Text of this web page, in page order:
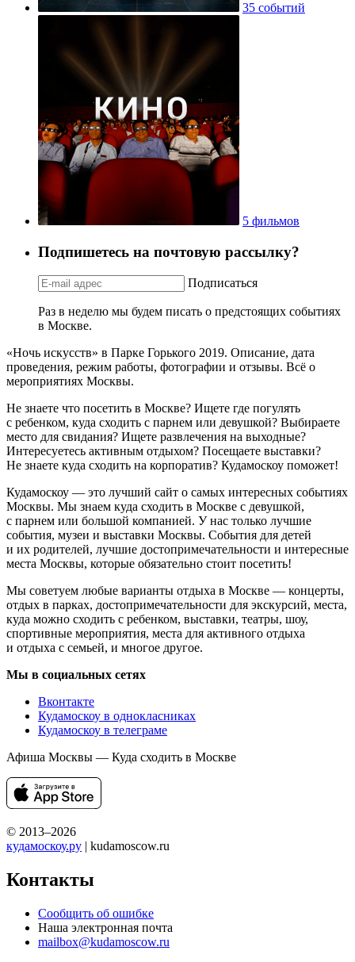
35 событий
5 фильмов
Подпишетесь на почтовую рассылку?
Подписаться
Раз в неделю мы будем писать о предстоящих событиях
в Москве.
«Ночь искусств» в Парке Горького 2019. Описание, дата
проведения, режим работы, фотографии и отзывы. Всё о
мероприятиях Москвы.
Не знаете что посетить в Москве? Ищете где погулять
с ребенком, куда сходить с парнем или девушкой? Выбираете
место для свидания? Ищете развлечения на выходные?
Интересуетесь активным отдыхом? Посещаете выставки?
Не знаете куда сходить на корпоратив? Кудамоскоу поможет!
Кудамоскоу — это лучший сайт о самых интересных событиях
Москвы. Мы знаем куда сходить в Москве с девушкой,
с парнем или большой компанией. У нас только лучшие
события, музеи и выставки Москвы. События для детей
и их родителей, лучшие достопримечательности и интересные
места Москвы, которые обязательно стоит посетить!
Мы советуем любые варианты отдыха в Москве — концерты,
отдых в парках, достопримечательности для экскурсий, места,
куда можно сходить с ребенком, выставки, театры, шоу,
спортивные мероприятия, места для активного отдыха
и отдыха с семьей, и многое другое.
Мы в социальных сетях
Вконтакте
Кудамоскоу в однокласниках
Кудамоскоу в телеграме
Афиша Москвы — Куда сходить в Москве
© 2013–2026
кудамоскоу.ру | kudamoscow.ru
Контакты
Сообщить об ошибке
Наша электронная почта
mailbox@kudamoscow.ru